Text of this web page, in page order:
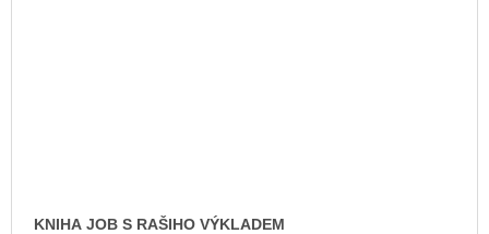
KNIHA JOB S RAŠIHO VÝKLADEM